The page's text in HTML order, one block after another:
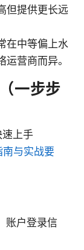
但提供更长远
在中等偏上水
营商而异。
一步步
上手
与实战要
账户登录信